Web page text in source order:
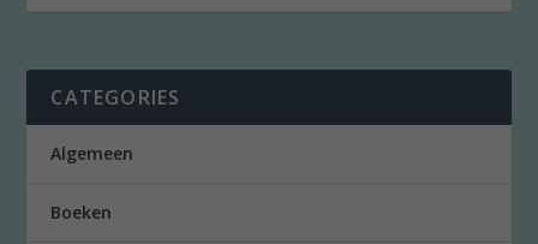
CATEGORIES
Algemeen
Boeken